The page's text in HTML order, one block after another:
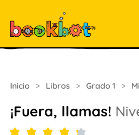
Inicio > Libros > Grado 1 >
¡Fuera, llamas!